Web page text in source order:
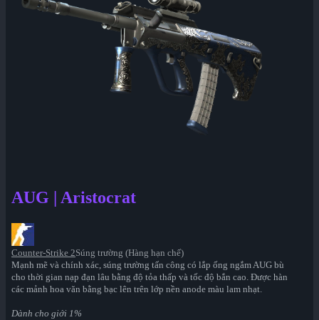
AUG | Aristocrat
Counter-Strike 2Súng trường (Hàng hạn chế)
Mạnh mẽ và chính xác, súng trường tấn công có lắp ống ngắm AUG bù
cho thời gian nạp đạn lâu bằng độ tỏa thấp và tốc độ bắn cao. Được hàn
các mảnh hoa văn bằng bạc lên trên lớp nền anode màu lam nhạt.
Dành cho giới 1%